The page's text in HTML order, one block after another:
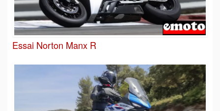
Essai Norton Manx R